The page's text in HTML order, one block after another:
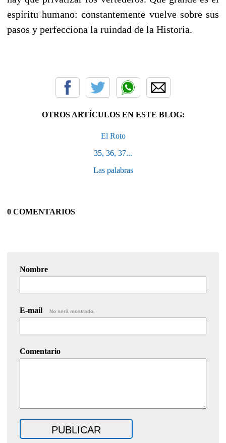
espíritu humano: constantemente vuelve sobre sus
pasos y perfecciona la ruindad de la Historia.
OTROS ARTÍCULOS EN ESTE BLOG:
El Roto
35, 36, 37...
Las palabras
0 COMENTARIOS
Nombre
E-mail No será mostrado.
Comentario